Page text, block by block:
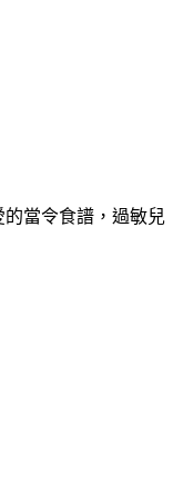
當令食譜，過敏兒